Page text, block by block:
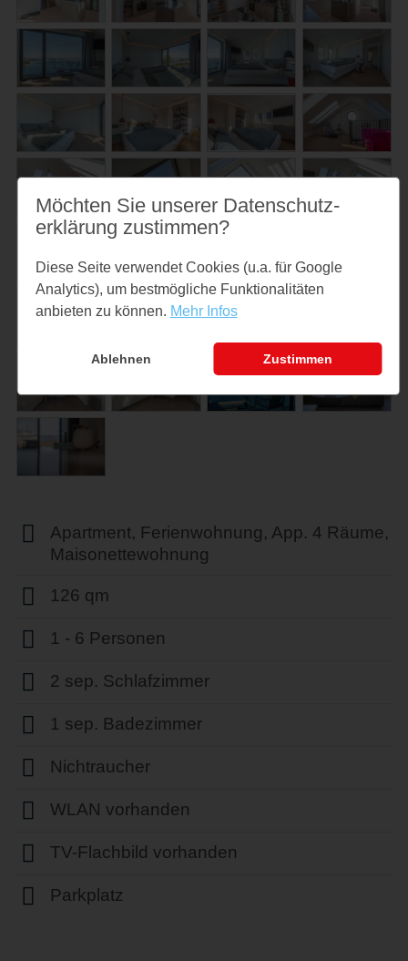
Apartment, Ferienwohnung, App. 4 Räume,
Maisonettewohnung
126 qm
1 - 6 Personen
2 sep. Schlafzimmer
1 sep. Badezimmer
Nichtraucher
WLAN vorhanden
TV-Flachbild vorhanden
Parkplatz
Möchten Sie unserer Datenschutz­
erklärung zustimmen?
Diese Seite verwendet Cookies (u.a. für Google
Analytics), um bestmögliche Funktionalitäten
anbieten zu können. Mehr Infos
Ablehnen Zustimmen